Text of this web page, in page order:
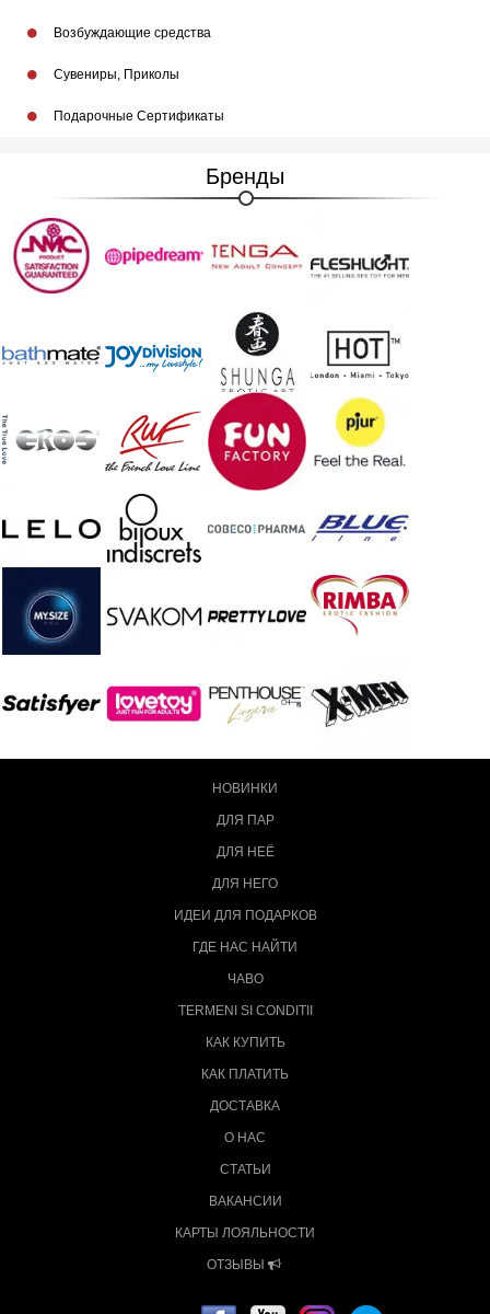
Возбуждающие средства
Сувениры, Приколы
Подарочные Сертификаты
Бренды
НОВИНКИ
ДЛЯ ПАР
ДЛЯ НЕЁ
ДЛЯ НЕГО
ИДЕИ ДЛЯ ПОДАРКОВ
ГДЕ НАС НАЙТИ
ЧАВО
TERMENI SI CONDITII
КАК КУПИТЬ
КАК ПЛАТИТЬ
ДОСТАВКА
О НАС
СТАТЬИ
ВАКАНСИИ
КАРТЫ ЛОЯЛЬНОСТИ
ОТЗЫВЫ